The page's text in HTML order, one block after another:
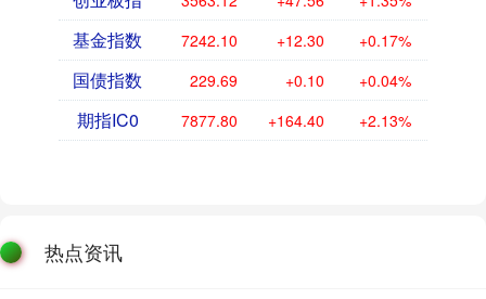
基金指数 7242.10 +12.30 +0.17%
国债指数 229.69 +0.10 +0.04%
期指IC0 7877.80 +164.40 +2.13%
热点资讯